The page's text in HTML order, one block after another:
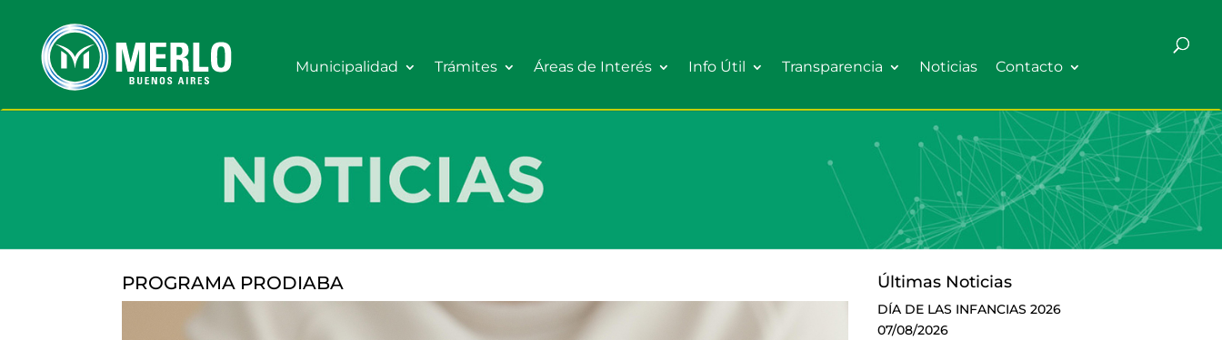
Municipalidad Trámites Áreas de Interés Info Útil Transparencia Noticias Contacto
PROGRAMA PRODIABA Últimas Noticias
DÍA DE LAS INFANCIAS 2026
07/08/2026